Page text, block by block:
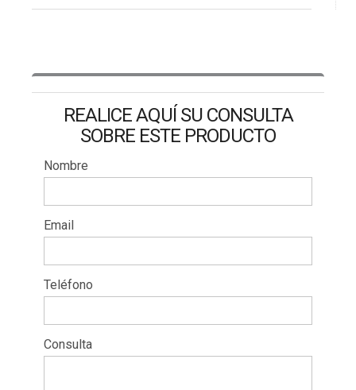
REALICE AQUÍ SU CONSULTA
SOBRE ESTE PRODUCTO
Nombre
Email
Teléfono
Consulta